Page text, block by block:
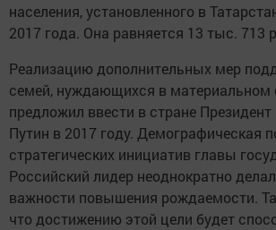
населения, установленного в
2017 года. Она равняется 13 тыс. 713
Реализацию дополнительных мер
семей, нуждающихся в материальном
предложил ввести в стране
Путин в 2017 году. Демографическая
стратегических инициатив главы
Российский лидер неоднократно
важности повышения рождаемости.
что достижению этой цели будет